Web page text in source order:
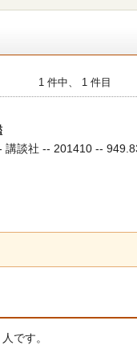
1 件中、 1 件目
講談社 -- 201410 --
人です。